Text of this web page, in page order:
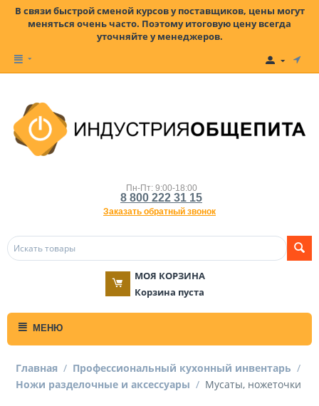
В связи быстрой сменой курсов у поставщиков, цены могут
меняться очень часто. Поэтому итоговую цену всегда
уточняйте у менеджеров.
Пн-Пт: 9:00-18:00
8 800 222 31 15
Заказать обратный звонок
МОЯ КОРЗИНА
Корзина пуста
МЕНЮ
Главная / Профессиональный кухонный инвентарь /
Ножи разделочные и аксессуары / Мусаты, ножеточки